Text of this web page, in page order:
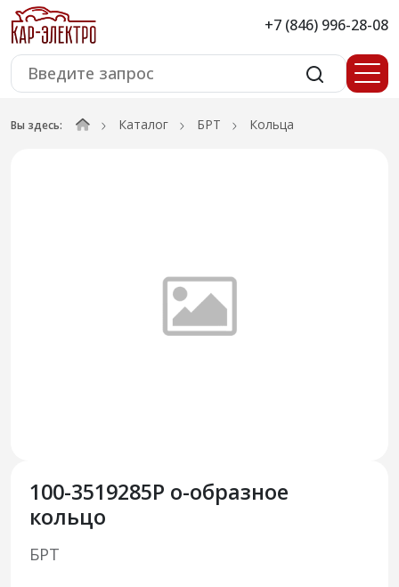
+7 (846) 996-28-08
Вы здесь: Каталог БРТ Кольца
100-3519285Р о-образное
кольцо
БРТ